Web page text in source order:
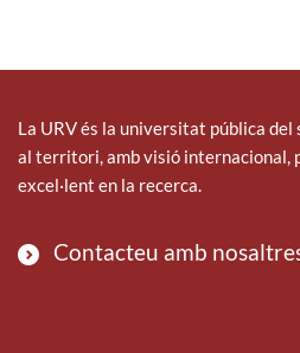
La URV és la universitat pública del
al territori, amb visió internacional,
excel·lent en la recerca.
Contacteu amb